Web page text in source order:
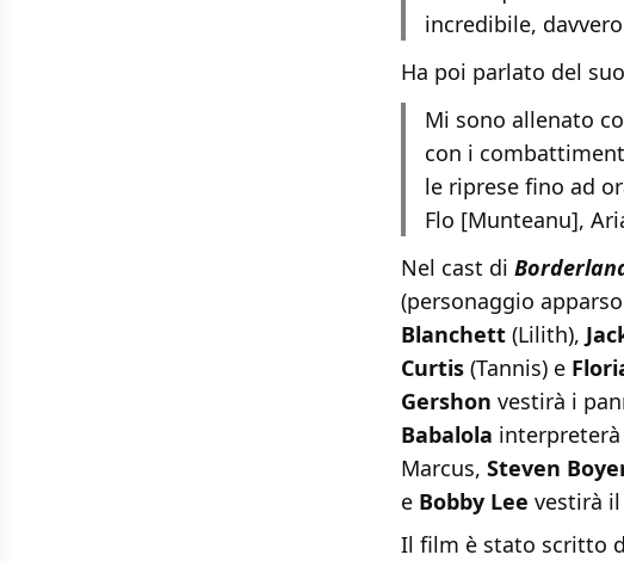
incredibile,
Ha poi parlato del
Mi sono allenato
con i
le riprese fino ad
Flo [Munteanu],
Nel cast di
(personaggio
Blanchett (Lilith),
Curtis (Tannis) e
Gershon vestirà i
Babalola
Marcus, Steven
e Bobby Lee vestirà
Il film è stato scritto